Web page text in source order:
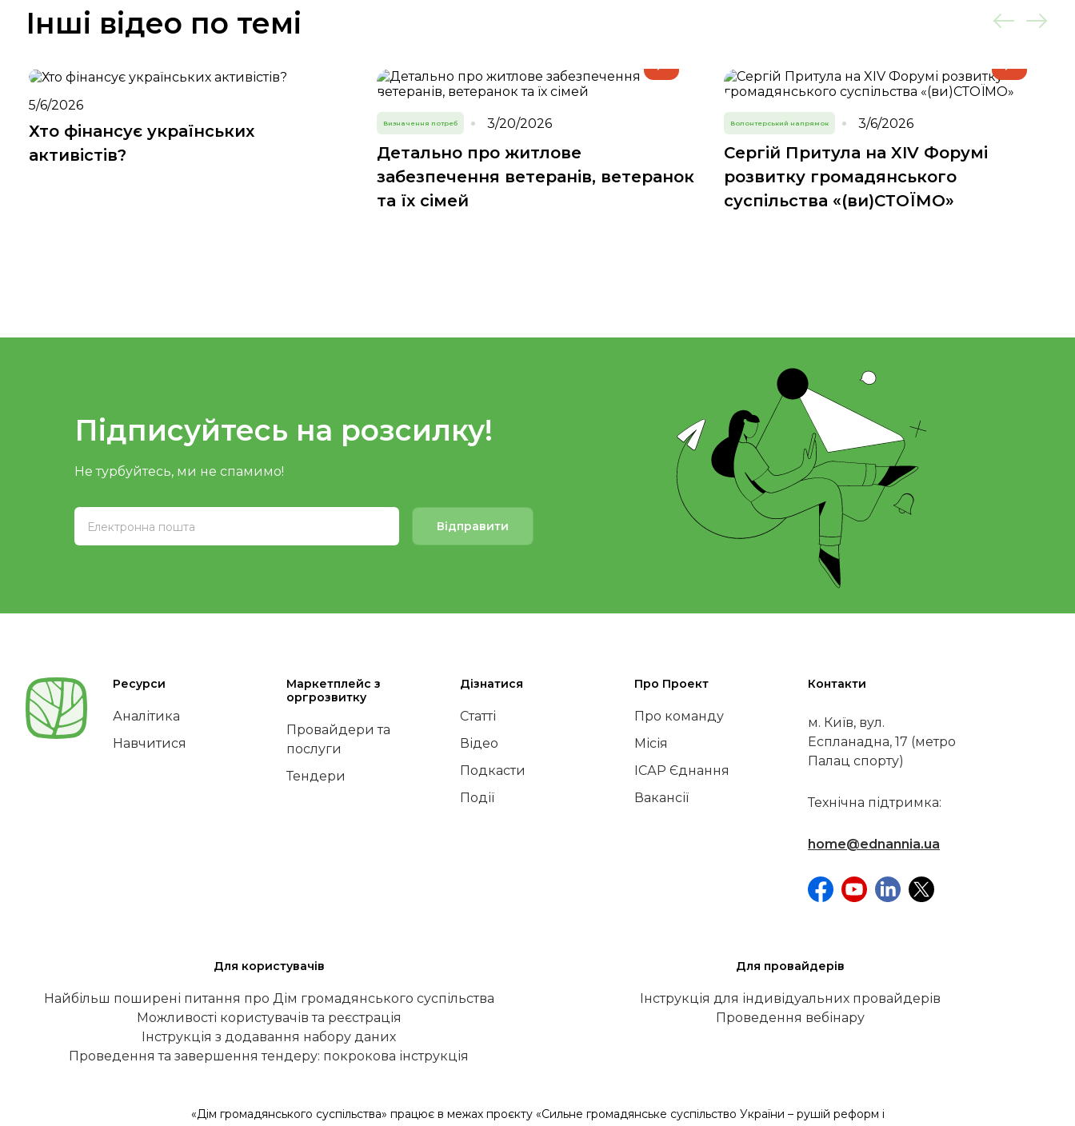
Інші відео по темі
5/6/2026
Хто фінансує українських
активістів?
Визначення потреб 3/20/2026
Детально про житлове
забезпечення ветеранів, ветеранок
та їх сімей
Волонтерський напрямок 3/6/2026
Сергій Притула на XIV Форумі
розвитку громадянського
суспільства «(ви)СТОЇМО»
Підписуйтесь на розсилку!
Не турбуйтесь, ми не спамимо!
Відправити
Ресурси
Аналітика
Навчитися
Маркетплейс з
оргрозвитку
Провайдери та
послуги
Тендери
Дізнатися
Статті
Відео
Подкасти
Події
Про Проект
Про команду
Місія
ІСАР Єднання
Вакансії
Контакти
м. Київ, вул.
Еспланадна, 17 (метро
Палац спорту)
Технічна підтримка:
home@ednannia.ua
Для користувачів
Найбільш поширені питання про Дім громадянського суспільства
Можливості користувачів та реєстрація
Інструкція з додавання набору даних
Проведення та завершення тендеру: покрокова інструкція
Для провайдерів
Інструкція для індивідуальних провайдерів
Проведення вебінару
«Дім громадянського суспільства» працює в межах проєкту «Сильне громадянське суспільство України – рушій реформ і